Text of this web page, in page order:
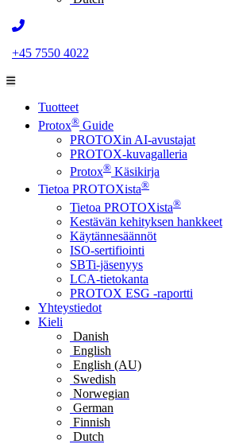
+45 7550 4022
Tuotteet
Protox® Guide
PROTOXin AI-avustajat
PROTOX-kuvagalleria
Protox® Käsikirja
Tietoa PROTOXista®
Tietoa PROTOXista®
Kestävän kehityksen hankkeet
Käytännesäännöt
ISO-sertifiointi
SBTi-jäsenyys
LCA-tietokanta
PROTOX ESG -raportti
Yhteystiedot
Kieli
Danish
English
English (AU)
Swedish
Norwegian
German
Finnish
Dutch